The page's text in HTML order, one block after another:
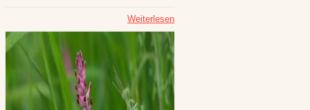
Weiterlesen